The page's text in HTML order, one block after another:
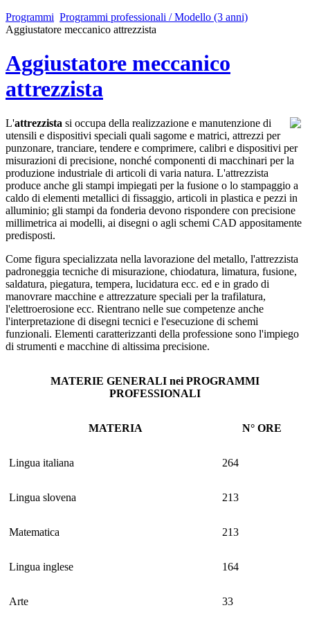
Programmi Programmi professionali / Modello (3 anni)
Aggiustatore meccanico attrezzista
Aggiustatore meccanico
attrezzista
L'attrezzista si occupa della realizzazione e manutenzione di
utensili e dispositivi speciali quali sagome e matrici, attrezzi per
punzonare, tranciare, tendere e comprimere, calibri e dispositivi per
misurazioni di precisione, nonché componenti di macchinari per la
produzione industriale di articoli di varia natura. L'attrezzista
produce anche gli stampi impiegati per la fusione o lo stampaggio a
caldo di elementi metallici di fissaggio, articoli in plastica e pezzi in
alluminio; gli stampi da fonderia devono rispondere con precisione
millimetrica ai modelli, ai disegni o agli schemi CAD appositamente
predisposti.
Come figura specializzata nella lavorazione del metallo, l'attrezzista
padroneggia tecniche di misurazione, chiodatura, limatura, fusione,
saldatura, piegatura, tempera, lucidatura ecc. ed e in grado di
manovrare macchine e attrezzature speciali per la trafilatura,
l'elettroerosione ecc. Rientrano nelle sue competenze anche
l'interpretazione di disegni tecnici e l'esecuzione di schemi
funzionali. Elementi caratterizzanti della professione sono l'impiego
di strumenti e macchine di altissima precisione.
MATERIE GENERALI nei PROGRAMMI
PROFESSIONALI
MATERIA N° ORE
Lingua italiana 264
Lingua slovena 213
Matematica 213
Lingua inglese 164
Arte 33